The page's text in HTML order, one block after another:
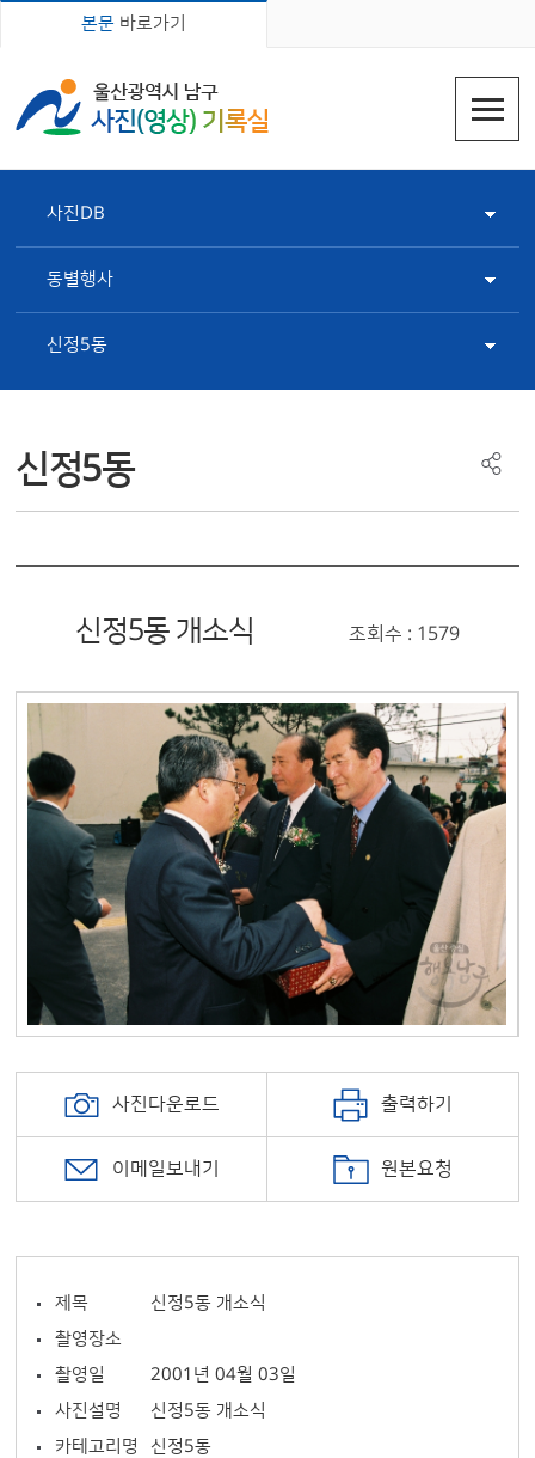
본문 바로가기
사진DB
동별행사
신정5동
신정5동
신정5동 개소식 조회수 : 1579
사진다운로드 출력하기
이메일보내기 원본요청
제목
신정5동 개소식
촬영장소
촬영일
2001년 04월 03일
사진설명
신정5동 개소식
카테고리명
신정5동